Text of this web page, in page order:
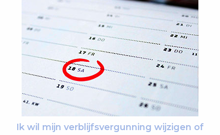
Ik wil mijn verblijfsvergunning wijzigen of